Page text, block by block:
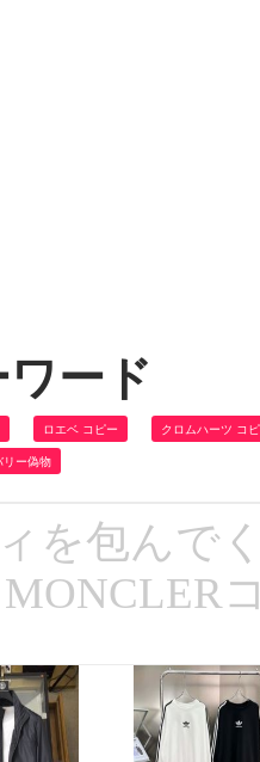
ワード
ロエベ コピー クロムハーツ コ
リー偽物
を包んで